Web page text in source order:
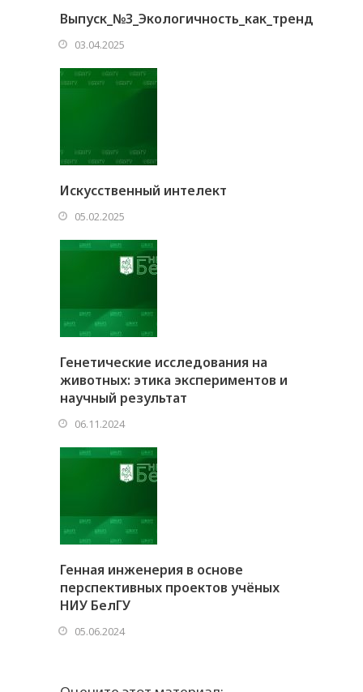
Выпуск_№3_Экологичность_как_тренд
03.04.2025
Искусственный интелект
05.02.2025
Генетические исследования на
животных: этика экспериментов и
научный результат
06.11.2024
Генная инженерия в основе
перспективных проектов учёных
НИУ БелГУ
05.06.2024